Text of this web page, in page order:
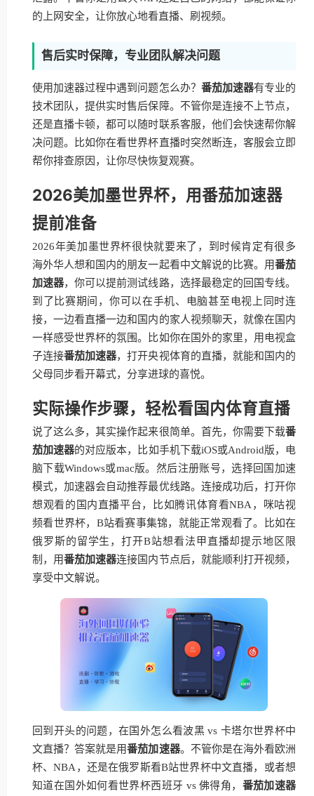
的上网安全，让你放心地看直播、刷视频。
售后实时保障，专业团队解决问题
使用加速器过程中遇到问题怎么办？ 番茄加速器有专业的
技术团队，提供实时售后保障。不管你是连接不上节点，
还是直播卡顿，都可以随时联系客服，他们会快速帮你解
决问题。比如你在看世界杯直播时突然断连，客服会立即
帮你排查原因，让你尽快恢复观赛。
2026美加墨世界杯，用番茄加速器
提前准备
2026年美加墨世界杯很快就要来了，到时候肯定有很多
海外华人想和国内的朋友一起看中文解说的比赛。用番茄
加速器，你可以提前测试线路，选择最稳定的回国专线。
到了比赛期间，你可以在手机、电脑甚至电视上同时连
接，一边看直播一边和国内的家人视频聊天，就像在国内
一样感受世界杯的氛围。比如你在国外的家里，用电视盒
子连接番茄加速器，打开央视体育的直播，就能和国内的
父母同步看开幕式，分享进球的喜悦。
实际操作步骤，轻松看国内体育直播
说了这么多，其实操作起来很简单。首先，你需要下载番
茄加速器的对应版本，比如手机下载iOS或Android版，电
脑下载Windows或mac版。然后注册账号，选择回国加速
模式，加速器会自动推荐最优线路。连接成功后，打开你
想观看的国内直播平台，比如腾讯体育看NBA，咪咕视
频看世界杯，B站看赛事集锦，就能正常观看了。比如在
俄罗斯的留学生，打开B站想看法甲直播却提示地区限
制，用番茄加速器连接国内节点后，就能顺利打开视频，
享受中文解说。
回到开头的问题，在国外怎么看波黑 vs 卡塔尔世界杯中
文直播？答案就是用番茄加速器。不管你是在海外看欧洲
杯、NBA，还是在俄罗斯看B站世界杯中文直播，或者想
知道在国外如何看世界杯西班牙 vs 佛得角， 番茄加速器